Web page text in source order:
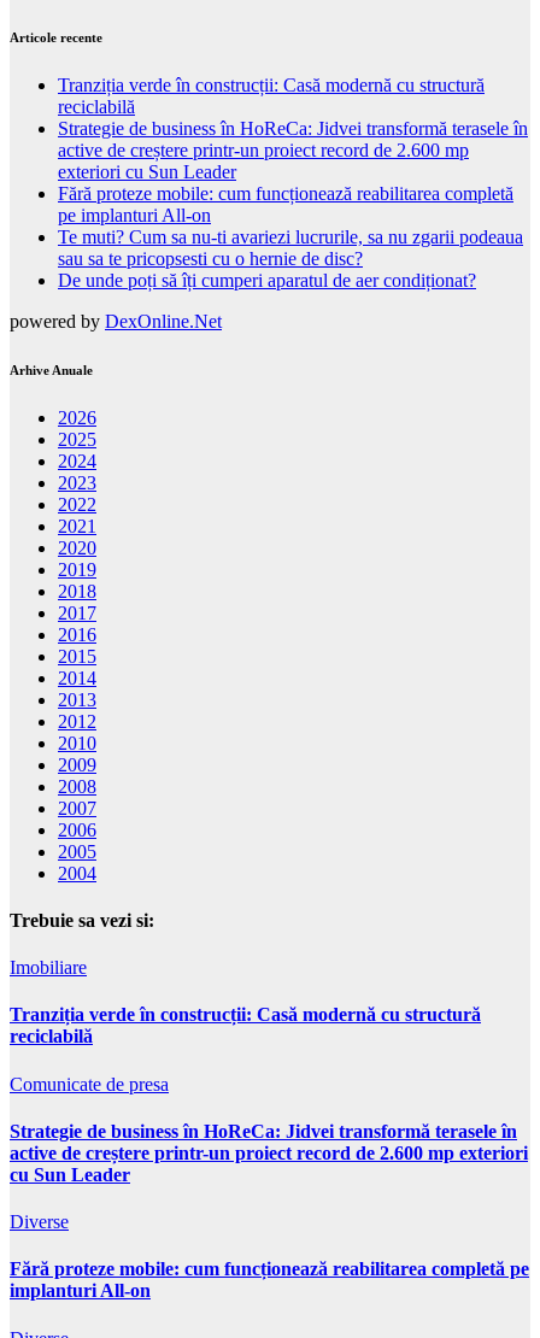
Articole recente
Tranziția verde în construcții: Casă modernă cu structură
reciclabilă
Strategie de business în HoReCa: Jidvei transformă terasele în
active de creștere printr-un proiect record de 2.600 mp
exteriori cu Sun Leader
Fără proteze mobile: cum funcționează reabilitarea completă
pe implanturi All-on
Te muti? Cum sa nu-ti avariezi lucrurile, sa nu zgarii podeaua
sau sa te pricopsesti cu o hernie de disc?
De unde poți să îți cumperi aparatul de aer condiționat?
powered by DexOnline.Net
Arhive Anuale
2026
2025
2024
2023
2022
2021
2020
2019
2018
2017
2016
2015
2014
2013
2012
2010
2009
2008
2007
2006
2005
2004
Trebuie sa vezi si:
Imobiliare
Tranziția verde în construcții: Casă modernă cu structură
reciclabilă
Comunicate de presa
Strategie de business în HoReCa: Jidvei transformă terasele în
active de creștere printr-un proiect record de 2.600 mp exteriori
cu Sun Leader
Diverse
Fără proteze mobile: cum funcționează reabilitarea completă pe
implanturi All-on